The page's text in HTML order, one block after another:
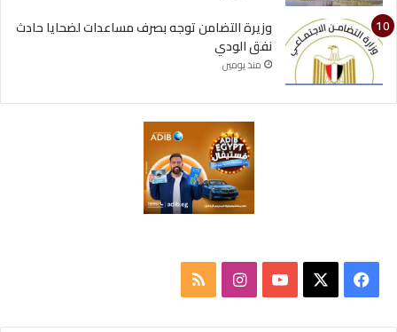
وزيرة التضامن توجه بصرف مساعدات لضحايا حادث
نفق الودي
منذ يومين
فيسبوك ‫YouTubeانستقرامملخص